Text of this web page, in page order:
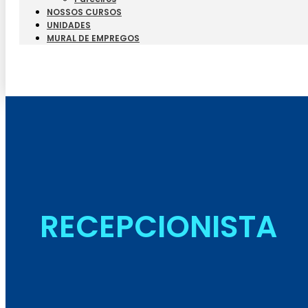
NOSSOS CURSOS
UNIDADES
MURAL DE EMPREGOS
RECEPCIONISTA